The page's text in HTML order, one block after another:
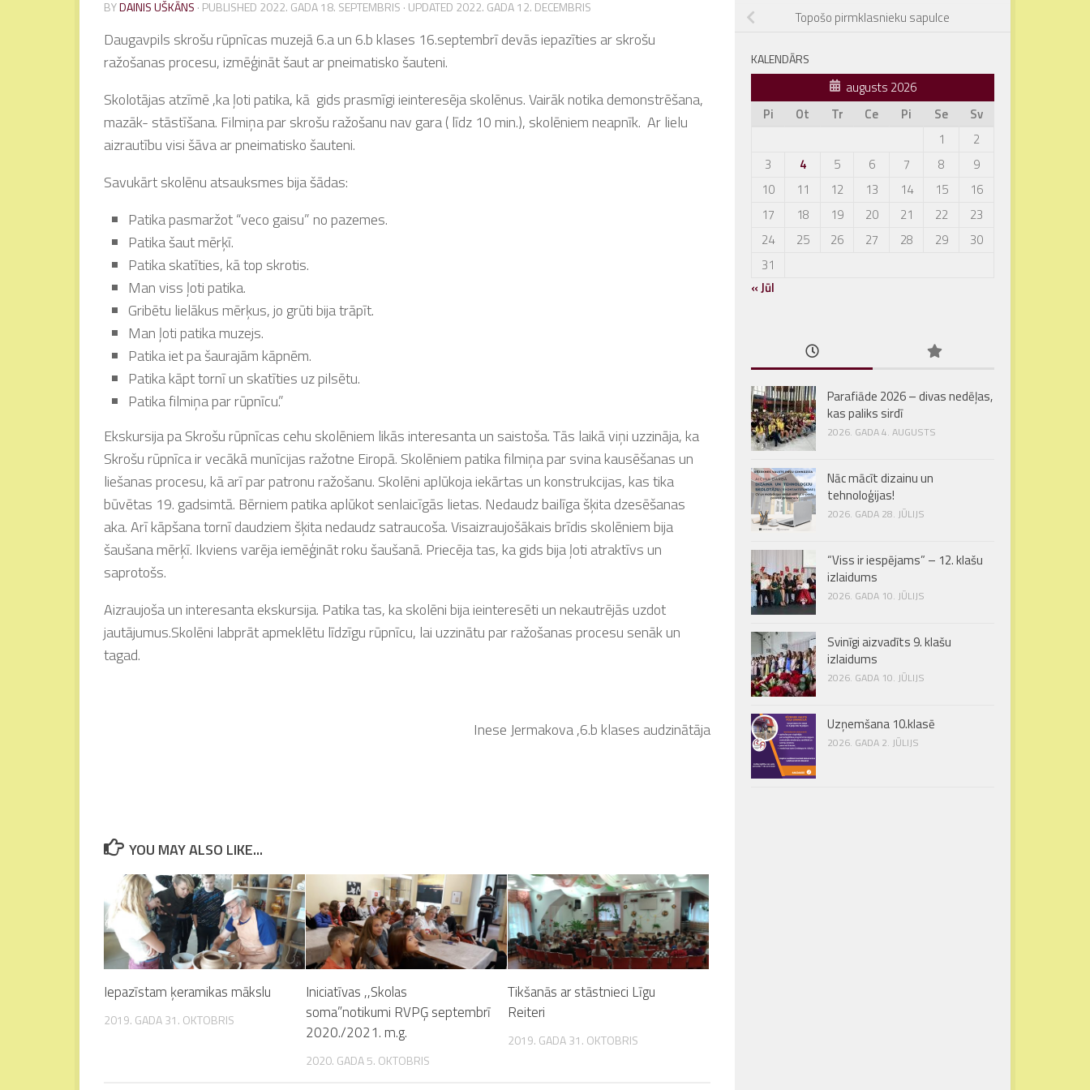
BYDAINIS UŠKĀNS · PUBLISHED 2022. GADA 18. SEPTEMBRIS · UPDATED 2022. GADA 12. DECEMBRIS
Daugavpils skrošu rūpnīcas muzejā 6.a un 6.b klases 16.septembrī devās iepazīties ar skrošu
ražošanas procesu, izmēģināt šaut ar pneimatisko šauteni.
Skolotājas atzīmē ,ka ļoti patika, kā gids prasmīgi ieinteresēja skolēnus. Vairāk notika demonstrēšana,
mazāk- stāstīšana. Filmiņa par skrošu ražošanu nav gara ( līdz 10 min.), skolēniem neapnīk. Ar lielu
aizrautību visi šāva ar pneimatisko šauteni.
Savukārt skolēnu atsauksmes bija šādas:
Patika pasmaržot “veco gaisu” no pazemes.
Patika šaut mērķī.
Patika skatīties, kā top skrotis.
Man viss ļoti patika.
Gribētu lielākus mērķus, jo grūti bija trāpīt.
Man ļoti patika muzejs.
Patika iet pa šaurajām kāpnēm.
Patika kāpt tornī un skatīties uz pilsētu.
Patika filmiņa par rūpnīcu.”
Ekskursija pa Skrošu rūpnīcas cehu skolēniem likās interesanta un saistoša. Tās laikā viņi uzzināja, ka
Skrošu rūpnīca ir vecākā munīcijas ražotne Eiropā. Skolēniem patika filmiņa par svina kausēšanas un
liešanas procesu, kā arī par patronu ražošanu. Skolēni aplūkoja iekārtas un konstrukcijas, kas tika
būvētas 19. gadsimtā. Bērniem patika aplūkot senlaicīgās lietas. Nedaudz bailīga šķita dzesēšanas
aka. Arī kāpšana tornī daudziem šķita nedaudz satraucoša. Visaizraujošākais brīdis skolēniem bija
šaušana mērķī. Ikviens varēja iemēģināt roku šaušanā. Priecēja tas, ka gids bija ļoti atraktīvs un
saprotošs.
Aizraujoša un interesanta ekskursija. Patika tas, ka skolēni bija ieinteresēti un nekautrējās uzdot
jautājumus.Skolēni labprāt apmeklētu līdzīgu rūpnīcu, lai uzzinātu par ražošanas procesu senāk un
tagad.
Inese Jermakova ,6.b klases audzinātāja
YOU MAY ALSO LIKE...
Iepazīstam ķeramikas mākslu
2019. GADA 31. OKTOBRIS
Iniciatīvas ,,Skolas
soma”notikumi RVPĢ septembrī
2020./2021. m.g.
2020. GADA 5. OKTOBRIS
Tikšanās ar stāstnieci Līgu
Reiteri
2019. GADA 31. OKTOBRIS
Topošo pirmklasnieku sapulce
KALENDĀRS
augusts 2026
Pi
Ot Tr Ce Pi Se
Sv
1
2
3
4 5 6 7 8
9
10
11 12 13 14 15
16
17
18 19 20 21 22
23
24
25 26 27 28 29
30
31
« Jūl
Parafiāde 2026 – divas nedēļas,
kas paliks sirdī
2026. GADA 4. AUGUSTS
Nāc mācīt dizainu un
tehnoloģijas!
2026. GADA 28. JŪLIJS
“Viss ir iespējams” – 12. klašu
izlaidums
2026. GADA 10. JŪLIJS
Svinīgi aizvadīts 9. klašu
izlaidums
2026. GADA 10. JŪLIJS
Uzņemšana 10.klasē
2026. GADA 2. JŪLIJS